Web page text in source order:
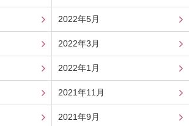
2022年5月
2022年3月
2022年1月
2021年11月
2021年9月